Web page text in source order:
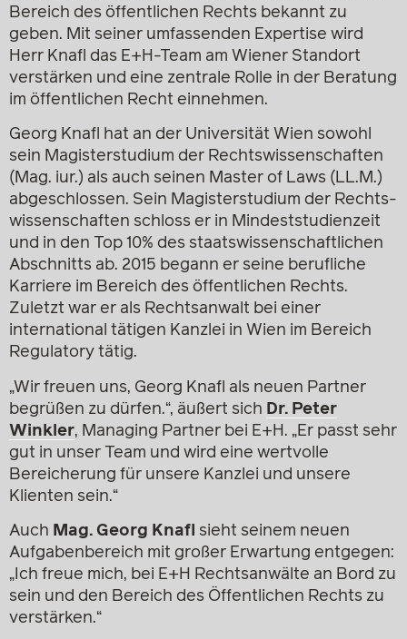
Bereich des öffentlichen Rechts bekannt zu
geben. Mit seiner umfassenden Expertise wird
Herr Knafl das E+H-Team am Wiener Standort
verstärken und eine zentrale Rolle in der Beratung
im öffentlichen Recht einnehmen.
Georg Knafl hat an der Universität Wien sowohl
sein Magisterstudium der Rechtswissenschaften
(Mag. iur.) als auch seinen Master of Laws (LL.M.)
abgeschlossen. Sein Magisterstudium der Rechts-
wissenschaften schloss er in Mindeststudienzeit
und in den Top 10% des staatswissenschaftlichen
Abschnitts ab. 2015 begann er seine berufliche
Karriere im Bereich des öffentlichen Rechts.
Zuletzt war er als Rechtsanwalt bei einer
international tätigen Kanzlei in Wien im Bereich
Regulatory tätig.
„Wir freuen uns, Georg Knafl als neuen Partner
begrüßen zu dürfen.“, äußert sich Dr. Peter
Winkler, Managing Partner bei E+H. „Er passt sehr
gut in unser Team und wird eine wertvolle
Bereicherung für unsere Kanzlei und unsere
Klienten sein.“
Auch Mag. Georg Knafl sieht seinem neuen
Aufgabenbereich mit großer Erwartung entgegen:
„Ich freue mich, bei E+H Rechtsanwälte an Bord zu
sein und den Bereich des Öffentlichen Rechts zu
verstärken.“